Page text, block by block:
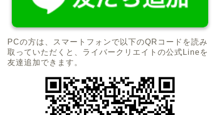
PCの方は、スマートフォンで以下のQRコードを読み
取っていただくと、ライバークリエイトの公式Lineを
友達追加できます。